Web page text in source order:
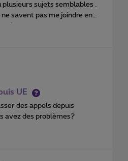
plusieurs sujets semblables .
savent pas me joindre en
au niveau des sms ..
UE
des appels depuis
avez des problèmes?